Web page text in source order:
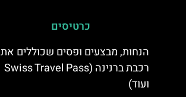
כרטיסים
הנחות, מבצעים ופסים שכוללים את
רכבת ברנינה (Swiss Travel Pass
ועוד)